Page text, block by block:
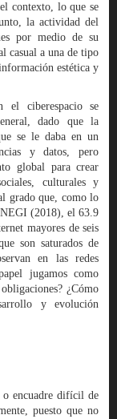
contexto, lo que se
la actividad del
por medio de su
casual a una de tipo
estética y
el ciberespacio se
dado que la
se le daba en un
y datos, pero
global para crear
culturales y
grado que, como lo
(2018), el 63.9
mayores de seis
son saturados de
en las redes
jugamos como
¿Cómo
y evolución
o encuadre difícil de
puesto que no